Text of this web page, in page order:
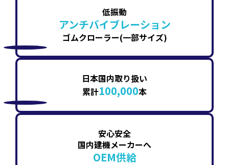
低振動
アンチバイブレーション
ゴムクローラー(一部サイズ)
日本国内取り扱い
累計100,000本
安心安全
国内建機メーカーへ
OEM供給